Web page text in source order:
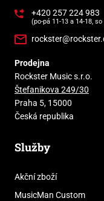
+420 257 224 983
(po-pá 11-13 a 14-18, so
Prodejna
Rockster Music s.r.o.
Štefanikova 249/30
Praha 5, 15000
Česká republika
Služby
Akční zboží
MusicMan Custom